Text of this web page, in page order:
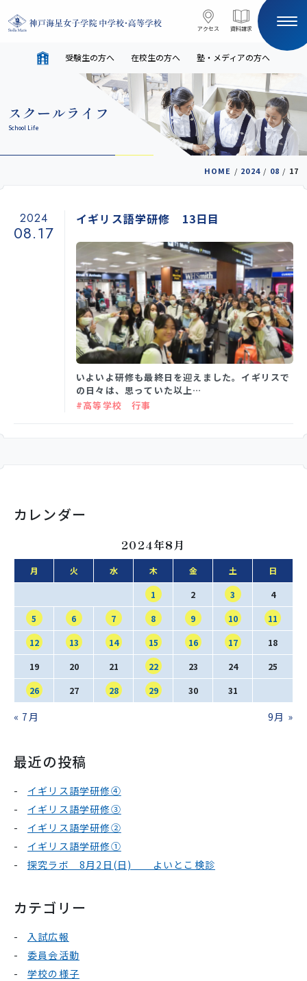
アクセス 資料請求
アクセス 資料請求
HOME
在校生の方へ
利用規約・免責事項 個人情報保護方針
SNS運用ポリシー 学校いじめ防止基本方針
採用情報
受験生の方へ 在校生の方へ 塾・メディアの方へ
スクールライフ
School Life
HOME / 2024 / 08 / 17
2024
08.17
イギリス語学研修 13日目
いよいよ研修も最終日を迎えました。イギリスで
の日々は、思っていた以上…
#高等学校 行事
カレンダー
2024年8月
月 火 水 木 金 土 日
1 2 3 4
5 6 7 8 9 10 11
12 13 14 15 16 17 18
19 20 21 22 23 24 25
26 27 28 29 30 31
« 7月 9月 »
最近の投稿
イギリス語学研修④
イギリス語学研修③
イギリス語学研修②
イギリス語学研修①
探究ラボ 8月2日(日) よいとこ検診
カテゴリー
入試広報
委員会活動
学校の様子